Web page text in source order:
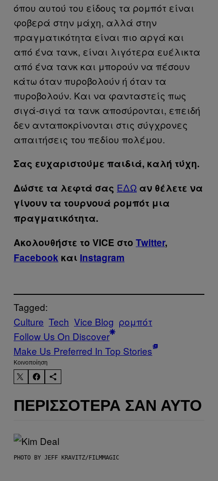
όπου αυτού του είδους τα ρομπότ είναι
φοβερά στην μάχη, αλλά στην
πραγματικότητα είναι πιο αργά και
από ένα τανκ, είναι λιγότερα ευέλικτα
από ένα τανκ και μπορούν να πέσουν
κάτω όταν πυροβολούν ή όταν τα
πυροβολούν. Και να φανταστείς πως
σιγά-σιγά τα τανκ αποσύρονται, επειδή
δεν ανταποκρίνονται στις σύγχρονες
απαιτήσεις του πεδίου πολέμου.
Σας ευχαριστούμε παιδιά, καλή τύχη.
Δώστε τα λεφτά σας ​ΕΔΩ αν θέλετε να
γίνουν τα τουρνουά ρομπότ μια
πραγματικότητα.
Ακολουθήστε το VICE στο Twitter,
Facebook και Instagram
Tagged:
Culture Tech Vice Blog ρομπότ
Follow Us On Discover
Make Us Preferred In Top Stories
Kοινοποίηση
ΠΕΡΙΣΣΌΤΕΡΑ ΣΑΝ ΑΥΤΌ
PHOTO BY JEFF KRAVITZ/FILMMAGIC